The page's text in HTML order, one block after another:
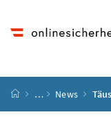
Startseite
… News